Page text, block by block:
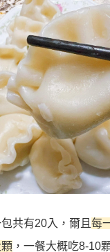
共有20入，爾且 每
，一餐大概吃8-10